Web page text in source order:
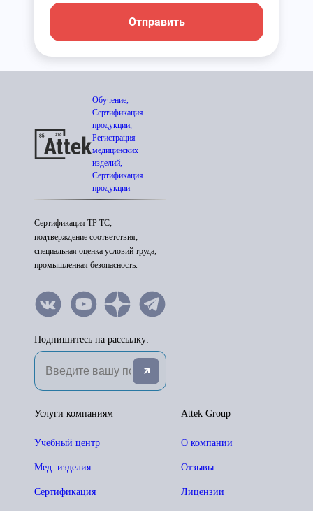
Отправить
Обучение,
Сертификация
продукции,
Регистрация
медицинских
изделий,
Сертификация
продукции
Сертификация ТР ТС;
подтверждение соответствия;
специальная оценка условий труда;
промышленная безопасность.
Подпишитесь на рассылку:
Attek Group
О компании
Отзывы
Лицензии
Услуги компаниям
Учебный центр
Мед. изделия
Сертификация